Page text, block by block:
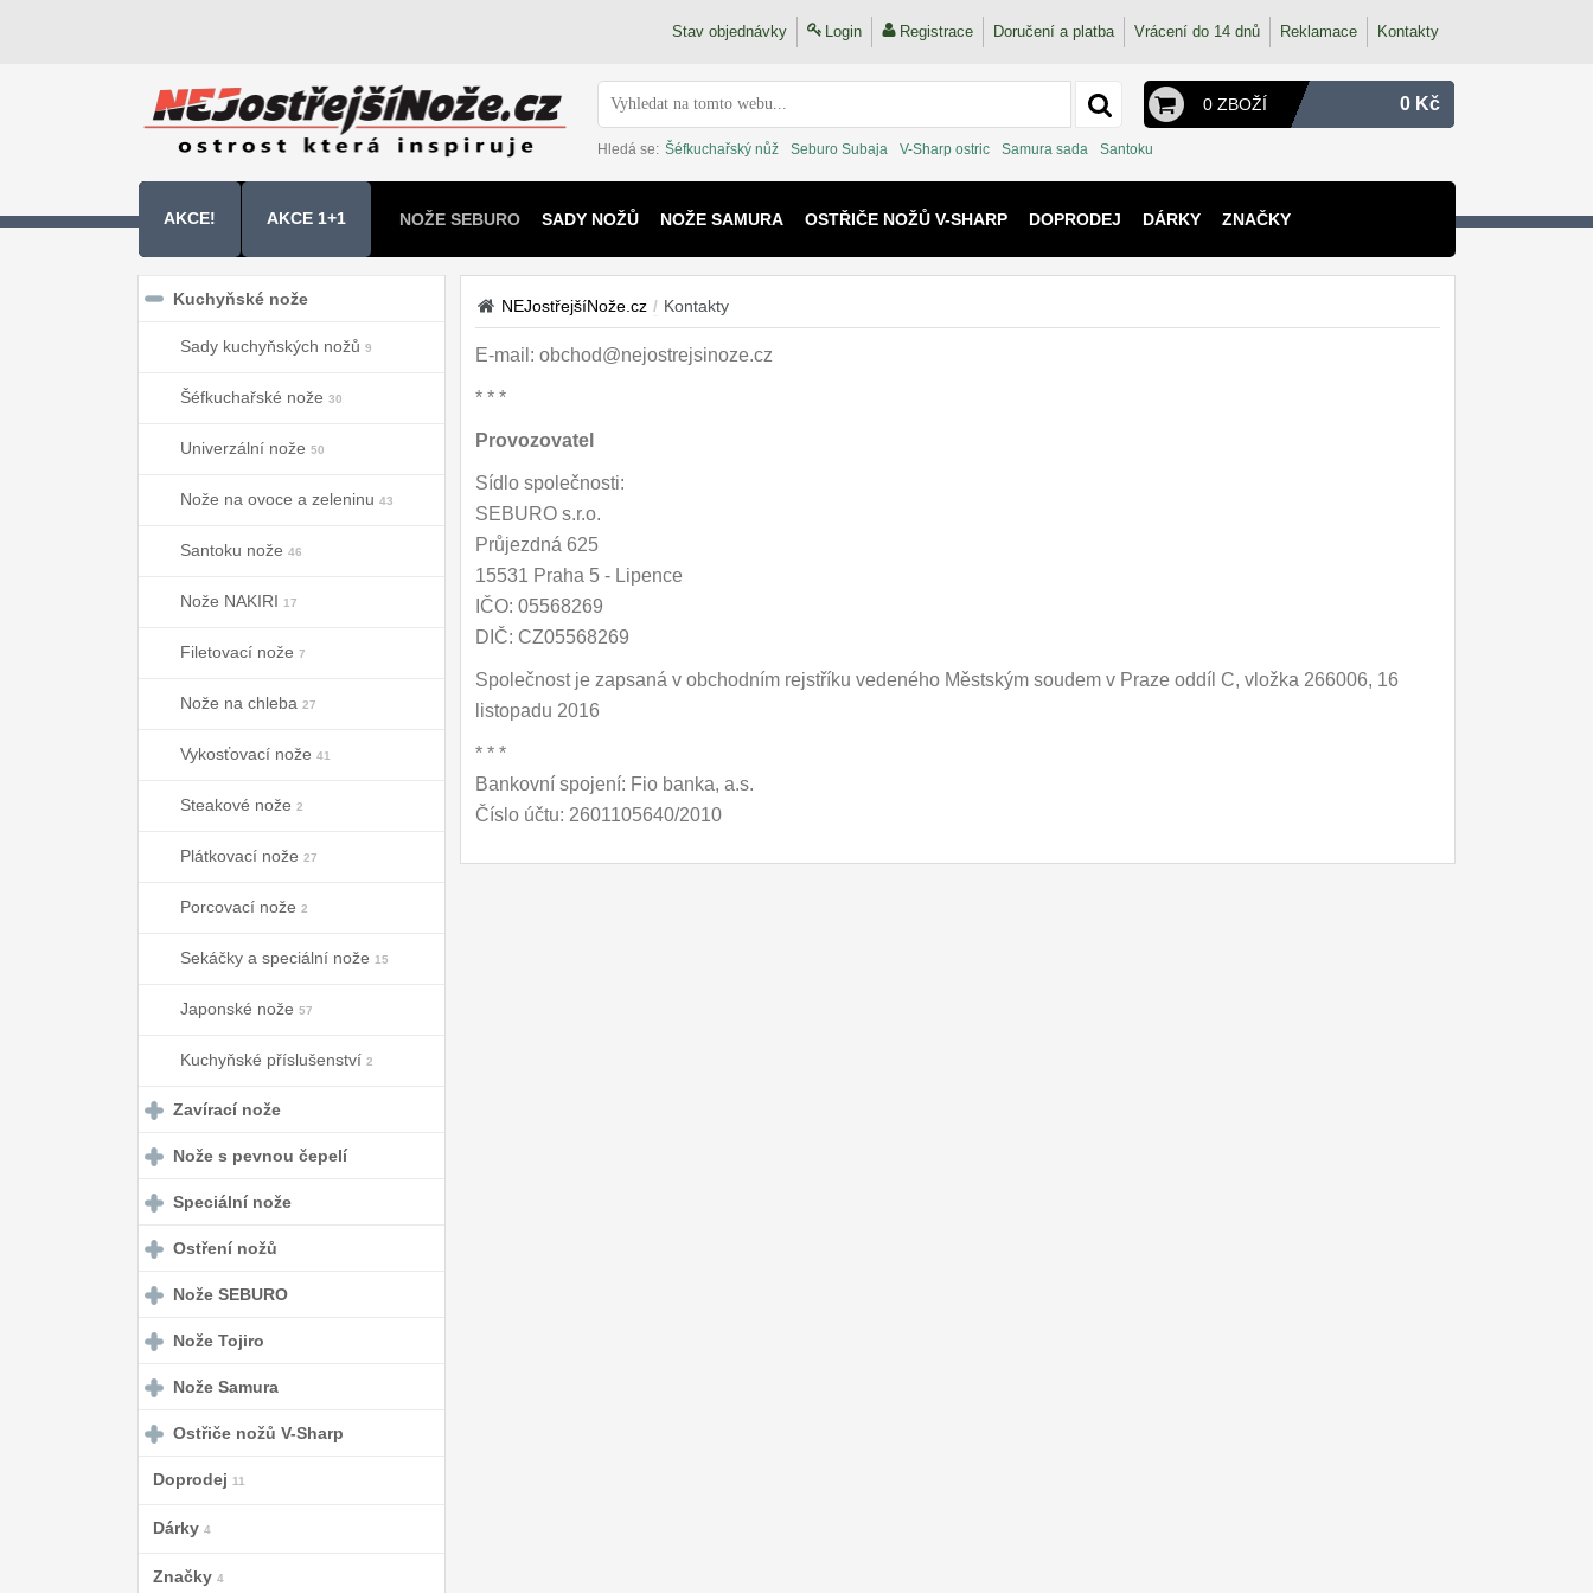
Stav objednávky Login Registrace Doručení a platba Vrácení do 14 dnů Reklamace Kontakty
0 ZBOŽÍ 0 Kč
Hledá se: Šéfkuchařský nůž Seburo Subaja V-Sharp ostric Samura sada Santoku
AKCE! AKCE 1+1 NOŽE SEBURO SADY NOŽŮ NOŽE SAMURA OSTŘIČE NOŽŮ V-SHARP DOPRODEJ DÁRKY ZNAČKY
Kuchyňské nože
Sady kuchyňských nožů 9
Šéfkuchařské nože 30
Univerzální nože 50
Nože na ovoce a zeleninu 43
Santoku nože 46
Nože NAKIRI 17
Filetovací nože 7
Nože na chleba 27
Vykosťovací nože 41
Steakové nože 2
Plátkovací nože 27
Porcovací nože 2
Sekáčky a speciální nože 15
Japonské nože 57
Kuchyňské příslušenství 2
Zavírací nože
Nože s pevnou čepelí
Speciální nože
Ostření nožů
Nože SEBURO
Nože Tojiro
Nože Samura
Ostřiče nožů V-Sharp
Doprodej 11
Dárky 4
Značky 4
NEJostřejšíNože.cz / Kontakty
E-mail: obchod@nejostrejsinoze.cz
* * *
Provozovatel
Sídlo společnosti:
SEBURO s.r.o.
Průjezdná 625
15531 Praha 5 - Lipence
IČO: 05568269
DIČ: CZ05568269
Společnost je zapsaná v obchodním rejstříku vedeného Městským soudem v Praze oddíl C, vložka 266006, 16
listopadu 2016
* * *
Bankovní spojení: Fio banka, a.s.
Číslo účtu: 2601105640/2010